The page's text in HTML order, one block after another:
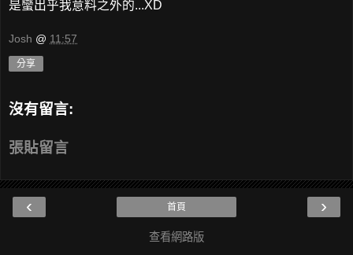
是蠻出乎我意料之外的...XD
Josh @ 11:57
分享
沒有留言:
張貼留言
‹ ›
首頁
查看網路版